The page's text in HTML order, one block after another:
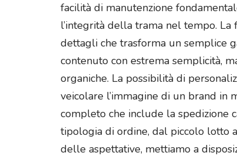
facilità di manutenzione
l’integrità della trama nel tempo.
dettagli che trasforma un semplice
contenuto con estrema semplicità,
organiche. La possibilità di
veicolare l’immagine di un brand in
completo che include la spedizione
tipologia di ordine, dal piccolo lotto
delle aspettative, mettiamo a